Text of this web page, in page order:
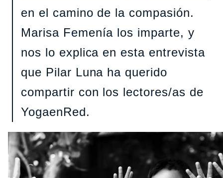
en el camino de la compasión.
Marisa Femenía los imparte, y
nos lo explica en esta entrevista
que Pilar Luna ha querido
compartir con los lectores/as de
YogaenRed.